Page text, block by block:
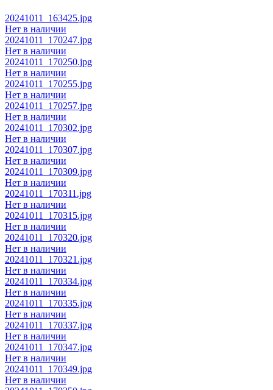
20241011_163425.jpg
Нет в наличии
20241011_170247.jpg
Нет в наличии
20241011_170250.jpg
Нет в наличии
20241011_170255.jpg
Нет в наличии
20241011_170257.jpg
Нет в наличии
20241011_170302.jpg
Нет в наличии
20241011_170307.jpg
Нет в наличии
20241011_170309.jpg
Нет в наличии
20241011_170311.jpg
Нет в наличии
20241011_170315.jpg
Нет в наличии
20241011_170320.jpg
Нет в наличии
20241011_170321.jpg
Нет в наличии
20241011_170334.jpg
Нет в наличии
20241011_170335.jpg
Нет в наличии
20241011_170337.jpg
Нет в наличии
20241011_170347.jpg
Нет в наличии
20241011_170349.jpg
Нет в наличии